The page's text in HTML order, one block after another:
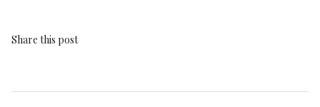
Share this post